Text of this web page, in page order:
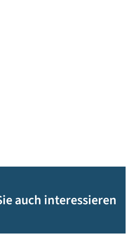
auch interessieren